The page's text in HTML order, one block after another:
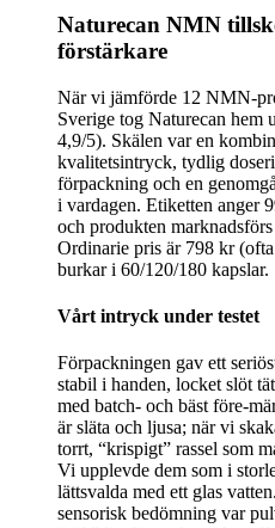
Naturecan NMN
förstärkare
När vi jämförde 12 NMN-
Sverige tog Naturecan hem
4,9/5). Skälen var en
kvalitetsintryck, tydlig
förpackning och en
i vardagen. Etiketten anger
och produkten
Ordinarie pris är 798 kr
burkar i 60/120/180 kapslar.
Vårt intryck under testet
Förpackningen gav ett
stabil i handen, locket slöt
med batch- och bäst
är släta och ljusa; när vi
torrt, “krispigt” rassel som
Vi upplevde dem som i
lättsvalda med ett glas
sensorisk bedömning var